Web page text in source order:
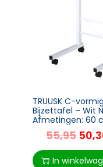
TRUUSK C-
Bijzettafel – Wit
Afmetingen: 60
cm x 78 cm –
praktisch – Voor
interieur
55,95
In